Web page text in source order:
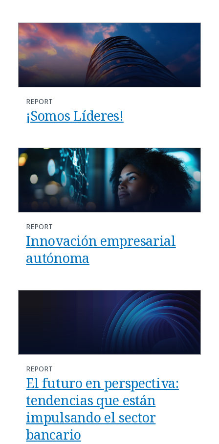
REPORT
¡Somos Líderes!
REPORT
Innovación empresarial
autónoma
REPORT
El futuro en perspectiva:
tendencias que están
impulsando el sector
bancario